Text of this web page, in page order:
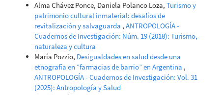
Alma Chávez Ponce, Daniela Polanco Loza, Turismo y
patrimonio cultural inmaterial: desafíos de
revitalización y salvaguarda , ANTROPOLOGÍA -
Cuadernos de Investigación: Núm. 19 (2018): Turismo,
naturaleza y cultura
María Pozzio, Desigualdades en salud desde una
etnografía en “farmacias de barrio” en Argentina ,
ANTROPOLOGÍA - Cuadernos de Investigación: Vol. 31
(2025): Antropología y Salud